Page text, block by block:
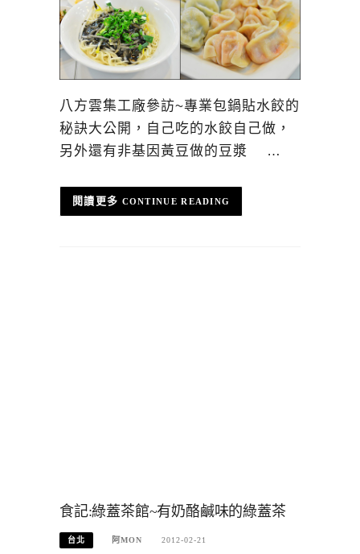
八方雲集工廠參訪~專業包鍋貼水餃的
秘訣大公開，自己吃的水餃自己做，
另外還有非基因黃豆做的豆漿 …
CONTINUE READING
食記:綠蓋茶館~有奶酪鹹味的綠蓋茶
台北 阿MON 2012-02-21